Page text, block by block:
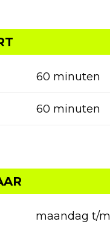
60 minuten
60 minuten
maandag t/m